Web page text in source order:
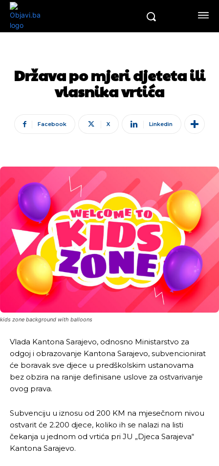
Država po mjeri djeteta ili
vlasnika vrtića
Facebook X Linkedin
kids zone background with balloons
Vlada Kantona Sarajevo, odnosno Ministarstvo za
odgoj i obrazovanje Kantona Sarajevo, subvencionirat
će boravak sve djece u predškolskim ustanovama
bez obzira na ranije definisane uslove za ostvarivanje
ovog prava.
Subvenciju u iznosu od 200 KM na mjesečnom nivou
ostvarit će 2.200 djece, koliko ih se nalazi na listi
čekanja u jednom od vrtića pri JU „Djeca Sarajeva“
Kantona Sarajevo.